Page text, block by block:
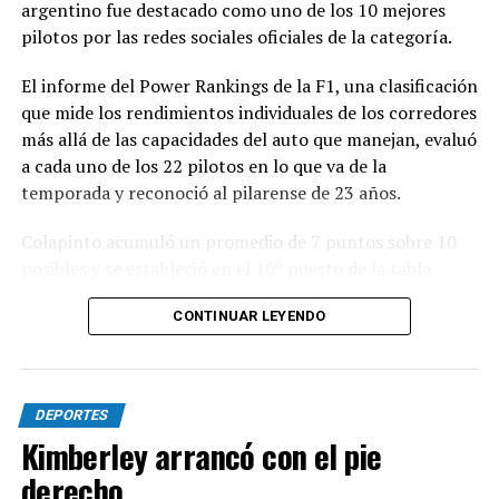
argentino fue destacado como uno de los 10 mejores
pilotos por las redes sociales oficiales de la categoría.
El informe del Power Rankings de la F1, una clasificación
que mide los rendimientos individuales de los corredores
más allá de las capacidades del auto que manejan, evaluó
a cada uno de los 22 pilotos en lo que va de la
temporada y reconoció al pilarense de 23 años.
Colapinto acumuló un promedio de 7 puntos sobre 10
general, igualado en puntaje con el francés Isack Hadjar,
que logró estabilidad con la compleja segunda butaca de
Las actuaciones del pilarense en la primera parte del
año elevaron las expectativas, ya que logró sumar
puntos en seis de las once carreras que se disputaron,
con un total de 19 unidades que lo ubican en el 12º
CONTINUAR LEYENDO
DEPORTES
Kimberley arrancó con el pie